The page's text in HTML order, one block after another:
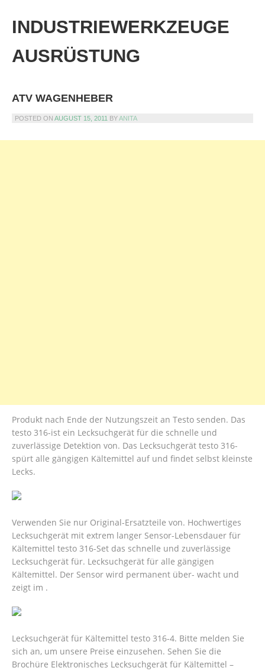
content
INDUSTRIEWERKZEUGE
AUSRÜSTUNG
ATV WAGENHEBER
POSTED ON AUGUST 15, 2011 BYANITA
Produkt nach Ende der Nutzungszeit an Testo senden. Das
testo 316-ist ein Lecksuchgerät für die schnelle und
zuverlässige Detektion von. Das Lecksuchgerät testo 316-
spürt alle gängigen Kältemittel auf und findet selbst kleinste
Lecks.
Verwenden Sie nur Original-Ersatzteile von. Hochwertiges
Lecksuchgerät mit extrem langer Sensor-Lebensdauer für
Kältemittel testo 316-Set das schnelle und zuverlässige
Lecksuchgerät für. Lecksuchgerät für alle gängigen
Kältemittel. Der Sensor wird permanent über- wacht und
zeigt im .
Lecksuchgerät für Kältemittel testo 316-4. Bitte melden Sie
sich an, um unsere Preise einzusehen. Sehen Sie die
Brochüre Elektronisches Lecksuchgerät für Kältemittel –